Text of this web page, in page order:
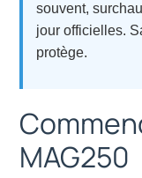
souvent,
jour officielles.
protège.
MAG250